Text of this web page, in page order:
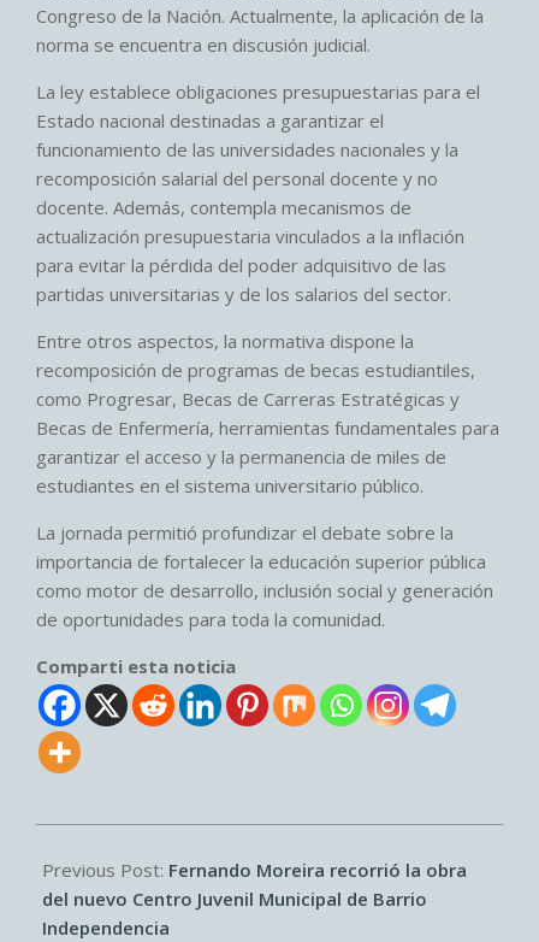
Congreso de la Nación. Actualmente, la aplicación de la
norma se encuentra en discusión judicial.
La ley establece obligaciones presupuestarias para el
Estado nacional destinadas a garantizar el
funcionamiento de las universidades nacionales y la
recomposición salarial del personal docente y no
docente. Además, contempla mecanismos de
actualización presupuestaria vinculados a la inflación
para evitar la pérdida del poder adquisitivo de las
partidas universitarias y de los salarios del sector.
Entre otros aspectos, la normativa dispone la
recomposición de programas de becas estudiantiles,
como Progresar, Becas de Carreras Estratégicas y
Becas de Enfermería, herramientas fundamentales para
garantizar el acceso y la permanencia de miles de
estudiantes en el sistema universitario público.
La jornada permitió profundizar el debate sobre la
importancia de fortalecer la educación superior pública
como motor de desarrollo, inclusión social y generación
de oportunidades para toda la comunidad.
Comparti esta noticia
06-
13
Previous Post: Fernando Moreira recorrió la obra
del nuevo Centro Juvenil Municipal de Barrio
Independencia